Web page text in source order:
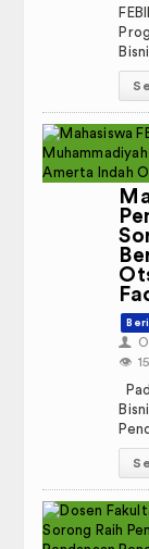
👤
👁️